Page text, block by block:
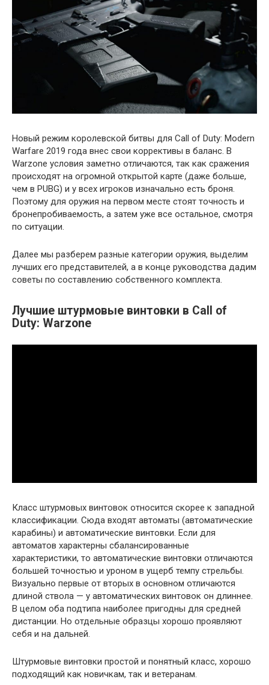
Новый режим королевской битвы для Call of Duty: Modern
Warfare 2019 года внес свои коррективы в баланс. В
Warzone условия заметно отличаются, так как сражения
происходят на огромной открытой карте (даже больше,
чем в PUBG) и у всех игроков изначально есть броня.
Поэтому для оружия на первом месте стоят точность и
бронепробиваемость, а затем уже все остальное, смотря
по ситуации.
Далее мы разберем разные категории оружия, выделим
лучших его представителей, а в конце руководства дадим
советы по составлению собственного комплекта.
Лучшие штурмовые винтовки в Call of
Duty: Warzone
Класс штурмовых винтовок относится скорее к западной
классификации. Сюда входят автоматы (автоматические
карабины) и автоматические винтовки. Если для
автоматов характерны сбалансированные
характеристики, то автоматические винтовки отличаются
большей точностью и уроном в ущерб темпу стрельбы.
Визуально первые от вторых в основном отличаются
длиной ствола — у автоматических винтовок он длиннее.
В целом оба подтипа наиболее пригодны для средней
дистанции. Но отдельные образцы хорошо проявляют
себя и на дальней.
Штурмовые винтовки простой и понятный класс, хорошо
подходящий как новичкам, так и ветеранам.